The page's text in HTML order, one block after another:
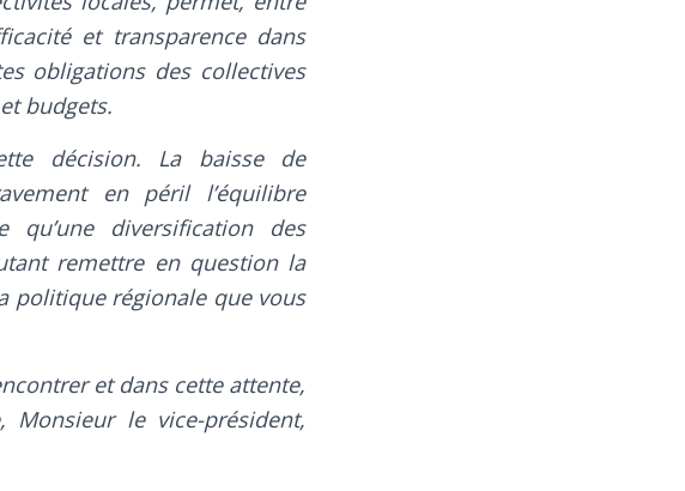
et transparence dans
obligations des collectives
budgets.
décision. La baisse de
en péril l’équilibre
diversification des
remettre en question la
politique régionale que vous
et dans cette attente,
Monsieur le vice-président,